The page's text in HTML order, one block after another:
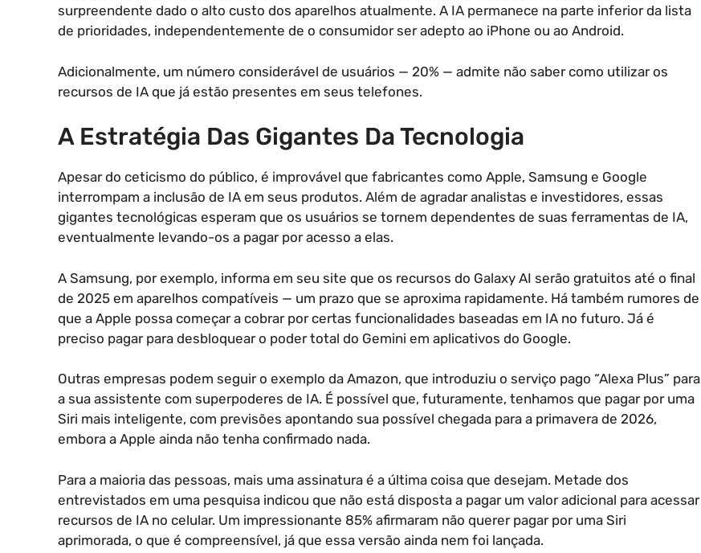
surpreendente dado o alto custo dos aparelhos atualmente. A IA permanece na parte inferior da lista
de prioridades, independentemente de o consumidor ser adepto ao iPhone ou ao Android.
Adicionalmente, um número considerável de usuários — 20% — admite não saber como utilizar os
recursos de IA que já estão presentes em seus telefones.
A Estratégia Das Gigantes Da Tecnologia
Apesar do ceticismo do público, é improvável que fabricantes como Apple, Samsung e Google
interrompam a inclusão de IA em seus produtos. Além de agradar analistas e investidores, essas
gigantes tecnológicas esperam que os usuários se tornem dependentes de suas ferramentas de IA,
eventualmente levando-os a pagar por acesso a elas.
A Samsung, por exemplo, informa em seu site que os recursos do Galaxy AI serão gratuitos até o final
de 2025 em aparelhos compatíveis — um prazo que se aproxima rapidamente. Há também rumores de
que a Apple possa começar a cobrar por certas funcionalidades baseadas em IA no futuro. Já é
preciso pagar para desbloquear o poder total do Gemini em aplicativos do Google.
Outras empresas podem seguir o exemplo da Amazon, que introduziu o serviço pago “Alexa Plus” para
a sua assistente com superpoderes de IA. É possível que, futuramente, tenhamos que pagar por uma
Siri mais inteligente, com previsões apontando sua possível chegada para a primavera de 2026,
embora a Apple ainda não tenha confirmado nada.
Para a maioria das pessoas, mais uma assinatura é a última coisa que desejam. Metade dos
entrevistados em uma pesquisa indicou que não está disposta a pagar um valor adicional para acessar
recursos de IA no celular. Um impressionante 85% afirmaram não querer pagar por uma Siri
aprimorada, o que é compreensível, já que essa versão ainda nem foi lançada.